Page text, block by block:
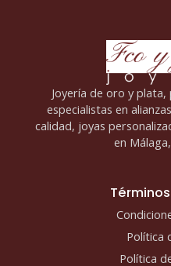
Joyería de oro y
especialistas en
calidad, joyas
en
Política
Política